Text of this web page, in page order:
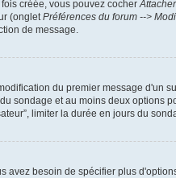
créée, vous pouvez cocher
(ongletPréférences du forum -->
de message.
du premier message d'un
sondage et au moins deux
limiter la durée en jours du
avez besoin de spécifier plus